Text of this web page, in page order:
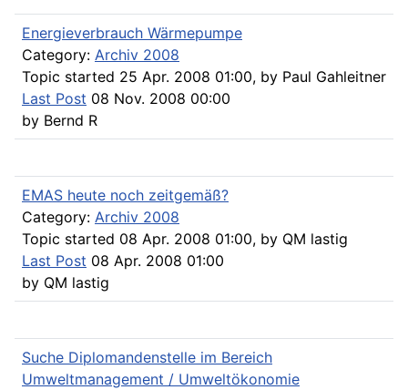
Energieverbrauch Wärmepumpe
Category: Archiv 2008
Topic started 25 Apr. 2008 01:00, by Paul Gahleitner
Last Post 08 Nov. 2008 00:00
by Bernd R
EMAS heute noch zeitgemäß?
Category: Archiv 2008
Topic started 08 Apr. 2008 01:00, by QM lastig
Last Post 08 Apr. 2008 01:00
by QM lastig
Suche Diplomandenstelle im Bereich
Umweltmanagement / Umweltökonomie